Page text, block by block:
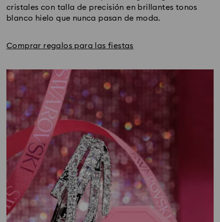
cristales con talla de precisión en brillantes tonos
blanco hielo que nunca pasan de moda.
Comprar regalos para las fiestas